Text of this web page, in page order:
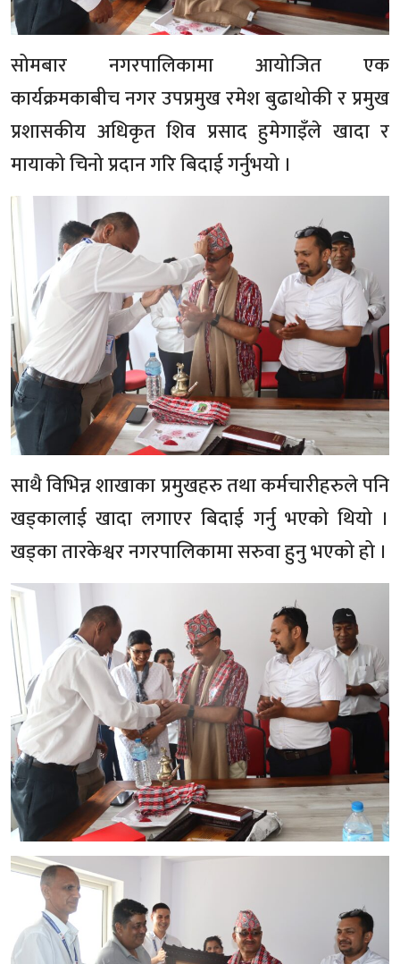
सोमबार नगरपालिकामा आयोजित एक
कार्यक्रमकाबीच नगर उपप्रमुख रमेश बुढाथोकी र प्रमुख
प्रशासकीय अधिकृत शिव प्रसाद हुमेगाइँले खादा र
मायाको चिनो प्रदान गरि बिदाई गर्नुभयो ।
साथै विभिन्न शाखाका प्रमुखहरु तथा कर्मचारीहरुले पनि
खड्कालाई खादा लगाएर बिदाई गर्नु भएको थियो ।
खड्का तारकेश्वर नगरपालिकामा सरुवा हुनु भएको हो ।